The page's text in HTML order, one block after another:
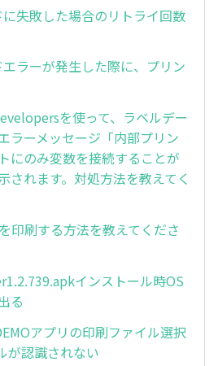
失敗した場合のリトライ回数
ラーが発生した際に、プリン
を使って、ラベルデー
ラーメッセージ「内部プリン
にのみ変数を接続することが
されます。対処方法を教えてく
印刷する方法を教えてくださ
インストール時OS
る
アプリの印刷ファイル選択
が認識されない